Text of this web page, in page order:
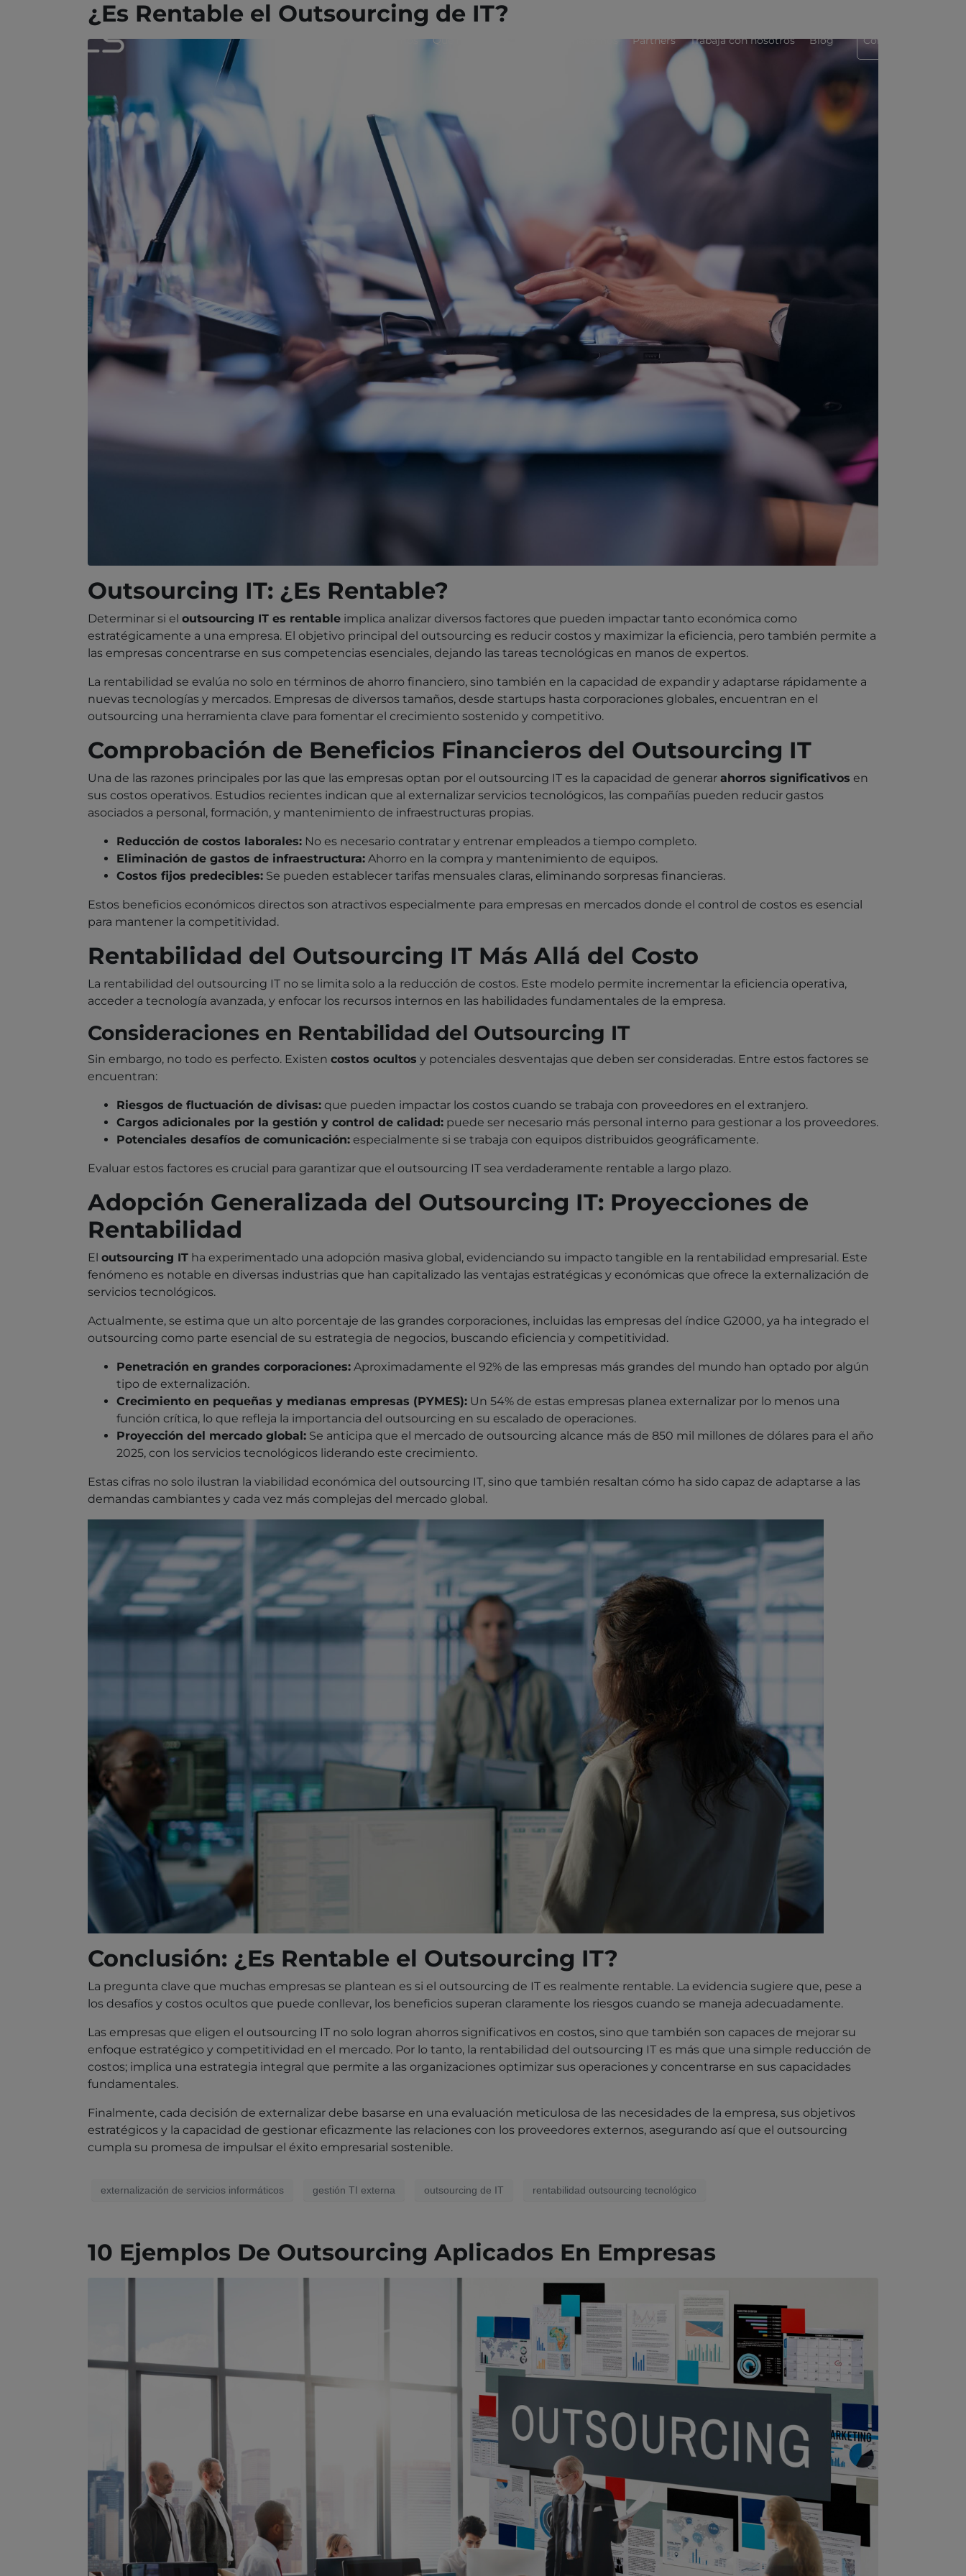
Qué hacemos Partners Trabaja con nosotros Blog Contáctanos
¿Es Rentable el Outsourcing de IT?
Outsourcing IT: ¿Es Rentable?
Determinar si el outsourcing IT es rentable implica analizar diversos factores que pueden impactar tanto económica como
estratégicamente a una empresa. El objetivo principal del outsourcing es reducir costos y maximizar la eficiencia, pero también permite a
las empresas concentrarse en sus competencias esenciales, dejando las tareas tecnológicas en manos de expertos.
La rentabilidad se evalúa no solo en términos de ahorro financiero, sino también en la capacidad de expandir y adaptarse rápidamente a
nuevas tecnologías y mercados. Empresas de diversos tamaños, desde startups hasta corporaciones globales, encuentran en el
outsourcing una herramienta clave para fomentar el crecimiento sostenido y competitivo.
Comprobación de Beneficios Financieros del Outsourcing IT
Una de las razones principales por las que las empresas optan por el outsourcing IT es la capacidad de generar ahorros significativos en
sus costos operativos. Estudios recientes indican que al externalizar servicios tecnológicos, las compañías pueden reducir gastos
asociados a personal, formación, y mantenimiento de infraestructuras propias.
Reducción de costos laborales: No es necesario contratar y entrenar empleados a tiempo completo.
Eliminación de gastos de infraestructura: Ahorro en la compra y mantenimiento de equipos.
Costos fijos predecibles: Se pueden establecer tarifas mensuales claras, eliminando sorpresas financieras.
Estos beneficios económicos directos son atractivos especialmente para empresas en mercados donde el control de costos es esencial
para mantener la competitividad.
Rentabilidad del Outsourcing IT Más Allá del Costo
La rentabilidad del outsourcing IT no se limita solo a la reducción de costos. Este modelo permite incrementar la eficiencia operativa,
acceder a tecnología avanzada, y enfocar los recursos internos en las habilidades fundamentales de la empresa.
Consideraciones en Rentabilidad del Outsourcing IT
Sin embargo, no todo es perfecto. Existen costos ocultos y potenciales desventajas que deben ser consideradas. Entre estos factores se
encuentran:
Riesgos de fluctuación de divisas: que pueden impactar los costos cuando se trabaja con proveedores en el extranjero.
Cargos adicionales por la gestión y control de calidad: puede ser necesario más personal interno para gestionar a los proveedores.
Potenciales desafíos de comunicación: especialmente si se trabaja con equipos distribuidos geográficamente.
Evaluar estos factores es crucial para garantizar que el outsourcing IT sea verdaderamente rentable a largo plazo.
Adopción Generalizada del Outsourcing IT: Proyecciones de
Rentabilidad
El outsourcing IT ha experimentado una adopción masiva global, evidenciando su impacto tangible en la rentabilidad empresarial. Este
fenómeno es notable en diversas industrias que han capitalizado las ventajas estratégicas y económicas que ofrece la externalización de
servicios tecnológicos.
Actualmente, se estima que un alto porcentaje de las grandes corporaciones, incluidas las empresas del índice G2000, ya ha integrado el
outsourcing como parte esencial de su estrategia de negocios, buscando eficiencia y competitividad.
Penetración en grandes corporaciones: Aproximadamente el 92% de las empresas más grandes del mundo han optado por algún
tipo de externalización.
Crecimiento en pequeñas y medianas empresas (PYMES): Un 54% de estas empresas planea externalizar por lo menos una
función crítica, lo que refleja la importancia del outsourcing en su escalado de operaciones.
Proyección del mercado global: Se anticipa que el mercado de outsourcing alcance más de 850 mil millones de dólares para el año
2025, con los servicios tecnológicos liderando este crecimiento.
Estas cifras no solo ilustran la viabilidad económica del outsourcing IT, sino que también resaltan cómo ha sido capaz de adaptarse a las
demandas cambiantes y cada vez más complejas del mercado global.
Conclusión: ¿Es Rentable el Outsourcing IT?
La pregunta clave que muchas empresas se plantean es si el outsourcing de IT es realmente rentable. La evidencia sugiere que, pese a
los desafíos y costos ocultos que puede conllevar, los beneficios superan claramente los riesgos cuando se maneja adecuadamente.
Las empresas que eligen el outsourcing IT no solo logran ahorros significativos en costos, sino que también son capaces de mejorar su
enfoque estratégico y competitividad en el mercado. Por lo tanto, la rentabilidad del outsourcing IT es más que una simple reducción de
costos; implica una estrategia integral que permite a las organizaciones optimizar sus operaciones y concentrarse en sus capacidades
fundamentales.
Finalmente, cada decisión de externalizar debe basarse en una evaluación meticulosa de las necesidades de la empresa, sus objetivos
estratégicos y la capacidad de gestionar eficazmente las relaciones con los proveedores externos, asegurando así que el outsourcing
cumpla su promesa de impulsar el éxito empresarial sostenible.
externalización de servicios informáticos gestión TI externa outsourcing de IT rentabilidad outsourcing tecnológico
10 Ejemplos De Outsourcing Aplicados En Empresas